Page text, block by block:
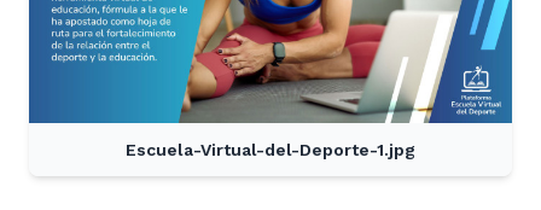
Escuela-Virtual-del-Deporte-1.jpg